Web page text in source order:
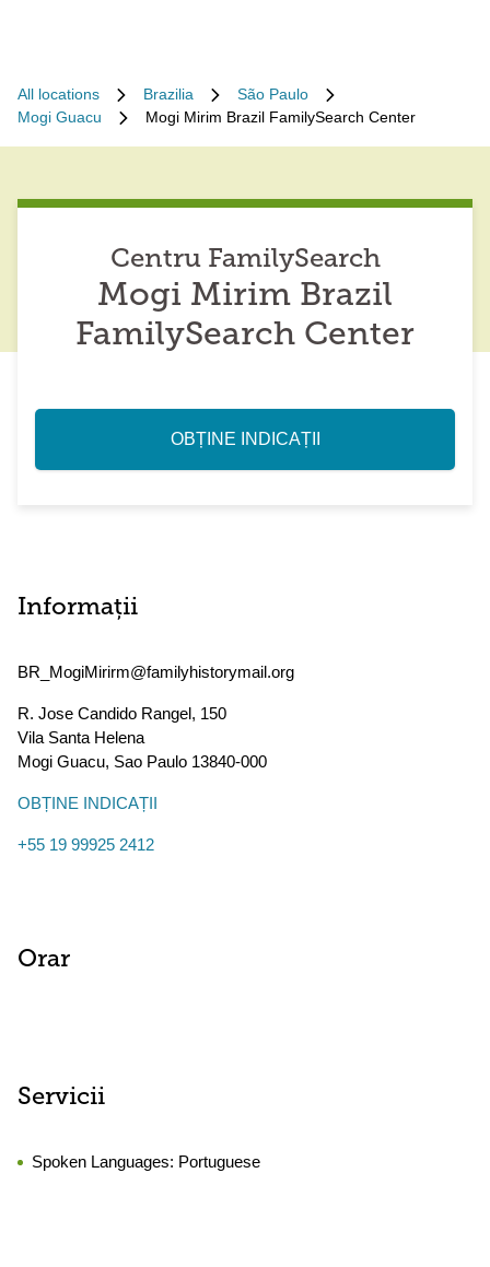
All locations Brazilia
São Paulo
Mogi Guacu
Mogi Mirim Brazil FamilySearch Center
Centru FamilySearch
Mogi Mirim Brazil
FamilySearch Center
OBȚINE INDICAȚII
Informații
BR_MogiMirirm@familyhistorymail.org
R. Jose Candido Rangel, 150
Vila Santa Helena
Mogi Guacu, Sao Paulo 13840-000
OBȚINE INDICAȚII
+55 19 99925 2412
Orar
Servicii
Spoken Languages: Portuguese